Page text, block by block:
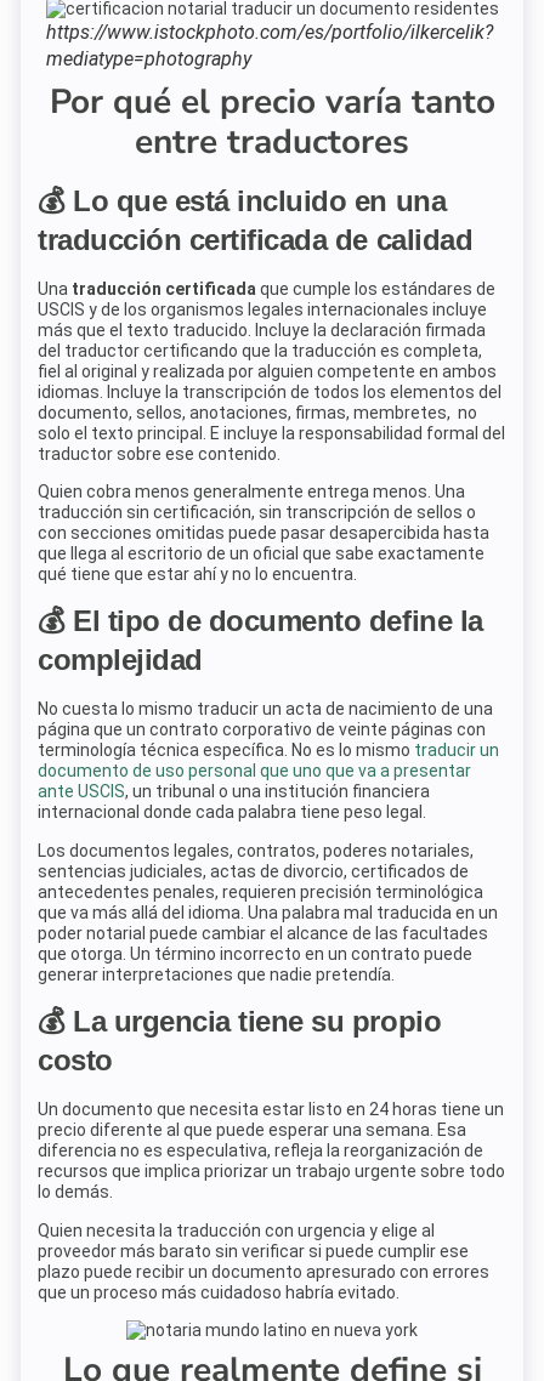
https://www.istockphoto.com/es/portfolio/ilkercelik?
mediatype=photography
Por qué el precio varía tanto
entre traductores
💰 Lo que está incluido en una
traducción certificada de calidad
Una traducción certificada que cumple los estándares de
USCIS y de los organismos legales internacionales incluye
más que el texto traducido. Incluye la declaración firmada
del traductor certificando que la traducción es completa,
fiel al original y realizada por alguien competente en ambos
idiomas. Incluye la transcripción de todos los elementos del
documento, sellos, anotaciones, firmas, membretes, no
solo el texto principal. E incluye la responsabilidad formal del
traductor sobre ese contenido.
Quien cobra menos generalmente entrega menos. Una
traducción sin certificación, sin transcripción de sellos o
con secciones omitidas puede pasar desapercibida hasta
que llega al escritorio de un oficial que sabe exactamente
qué tiene que estar ahí y no lo encuentra.
💰 El tipo de documento define la
complejidad
No cuesta lo mismo traducir un acta de nacimiento de una
página que un contrato corporativo de veinte páginas con
terminología técnica específica. No es lo mismo traducir un
documento de uso personal que uno que va a presentar
ante USCIS, un tribunal o una institución financiera
internacional donde cada palabra tiene peso legal.
Los documentos legales, contratos, poderes notariales,
sentencias judiciales, actas de divorcio, certificados de
antecedentes penales, requieren precisión terminológica
que va más allá del idioma. Una palabra mal traducida en un
poder notarial puede cambiar el alcance de las facultades
que otorga. Un término incorrecto en un contrato puede
generar interpretaciones que nadie pretendía.
💰 La urgencia tiene su propio
costo
Un documento que necesita estar listo en 24 horas tiene un
precio diferente al que puede esperar una semana. Esa
diferencia no es especulativa, refleja la reorganización de
recursos que implica priorizar un trabajo urgente sobre todo
lo demás.
Quien necesita la traducción con urgencia y elige al
proveedor más barato sin verificar si puede cumplir ese
plazo puede recibir un documento apresurado con errores
que un proceso más cuidadoso habría evitado.
Lo que realmente define si